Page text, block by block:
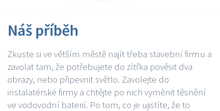
Náš příběh
Zkuste si ve větším městě najít třeba stavební firmu a
zavolat tam, že potřebujete do zítřka pověsit dva
obrazy, nebo připevnit světlo. Zavolejte do
instalatérské firmy a chtějte po nich vyměnit těsnění
ve vodovodní baterií. Po tom, co je ujistíte, že to